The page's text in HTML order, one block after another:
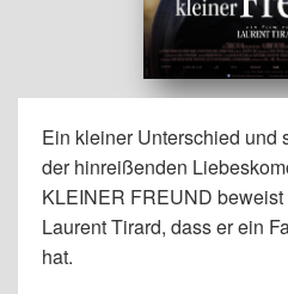
Ein kleiner Unterschied und
der hinreißenden
KLEINER FREUND
Laurent Tirard, dass er ein
hat.